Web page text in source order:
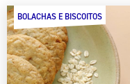
BOLACHAS E BISCOITOS